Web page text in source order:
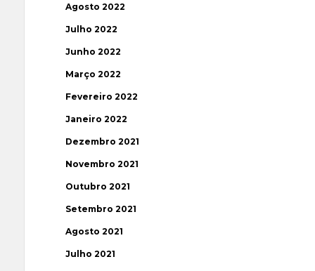
Agosto 2022
Julho 2022
Junho 2022
Março 2022
Fevereiro 2022
Janeiro 2022
Dezembro 2021
Novembro 2021
Outubro 2021
Setembro 2021
Agosto 2021
Julho 2021